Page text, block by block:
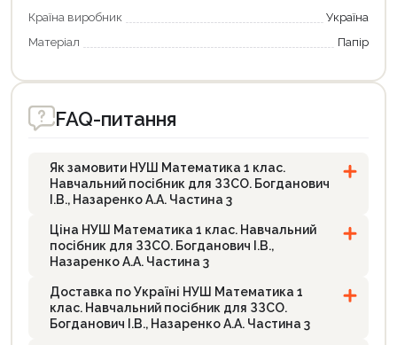
Країна виробник
Україна
Матеріал
Папір
FAQ-питання
Як замовити НУШ Математика 1 клас.
Навчальний посібник для ЗЗСО. Богданович
І.В., Назаренко А.А. Частина 3
Ціна НУШ Математика 1 клас. Навчальний
посібник для ЗЗСО. Богданович І.В.,
Назаренко А.А. Частина 3
Доставка по Україні НУШ Математика 1
клас. Навчальний посібник для ЗЗСО.
Богданович І.В., Назаренко А.А. Частина 3